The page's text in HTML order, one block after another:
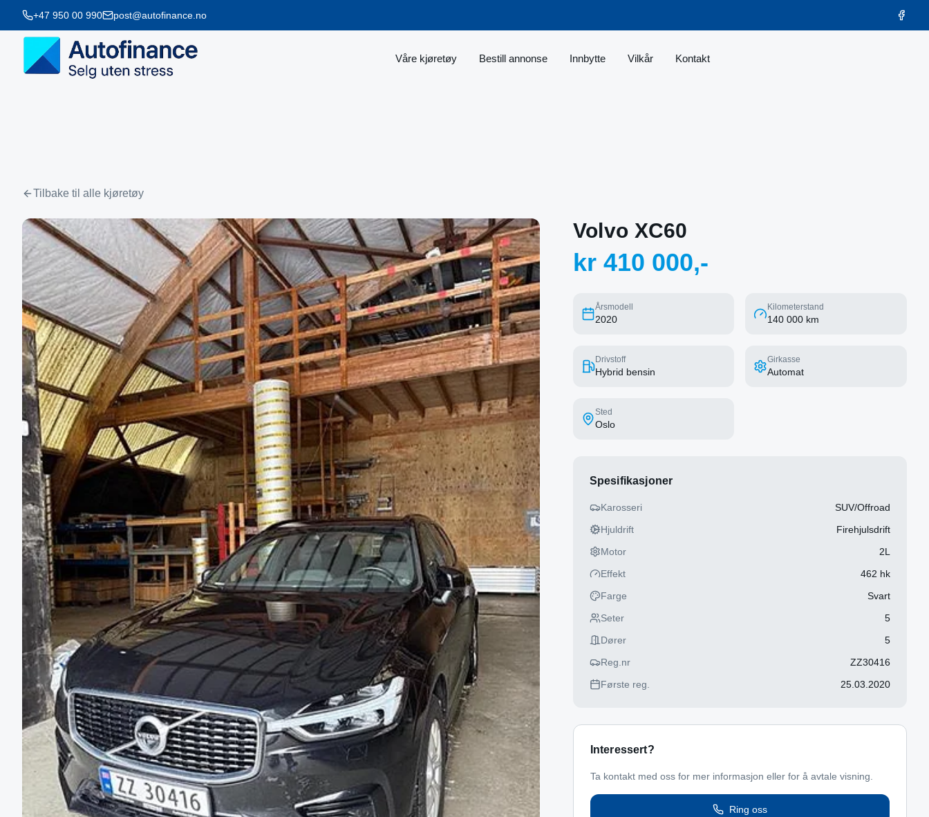
+47 950 00 990 post@autofinance.no
Våre kjøretøy Bestill annonse Innbytte Vilkår Kontakt
Tilbake til alle kjøretøy
Volvo XC60
kr 410 000,-
Årsmodell
2020
Kilometerstand
140 000 km
Drivstoff
Hybrid bensin
Girkasse
Automat
Sted
Oslo
Spesifikasjoner
Karosseri
SUV/Offroad
Hjuldrift
Firehjulsdrift
Motor
2L
Effekt
462 hk
Farge
Svart
Seter
5
Dører
5
Reg.nr
ZZ30416
Første reg.
25.03.2020
Interessert?
Ta kontakt med oss for mer informasjon eller for å avtale visning.
Ring oss